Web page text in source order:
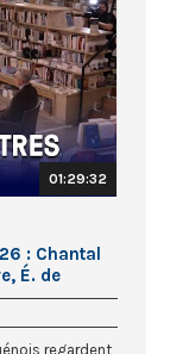
01:29:32
: Chantal
É. de
regardent